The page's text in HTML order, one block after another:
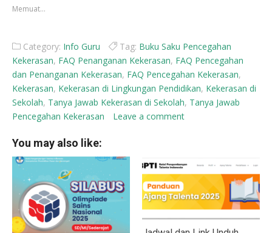
baru)
Memuat...
Category: Info Guru Tag: Buku Saku Pencegahan
Kekerasan, FAQ Penanganan Kekerasan, FAQ Pencegahan
dan Penanganan Kekerasan, FAQ Pencegahan Kekerasan,
Kekerasan, Kekerasan di Lingkungan Pendidikan, Kekerasan di
Sekolah, Tanya Jawab Kekerasan di Sekolah, Tanya Jawab
Pencegahan Kekerasan
Leave a comment
You may also like: